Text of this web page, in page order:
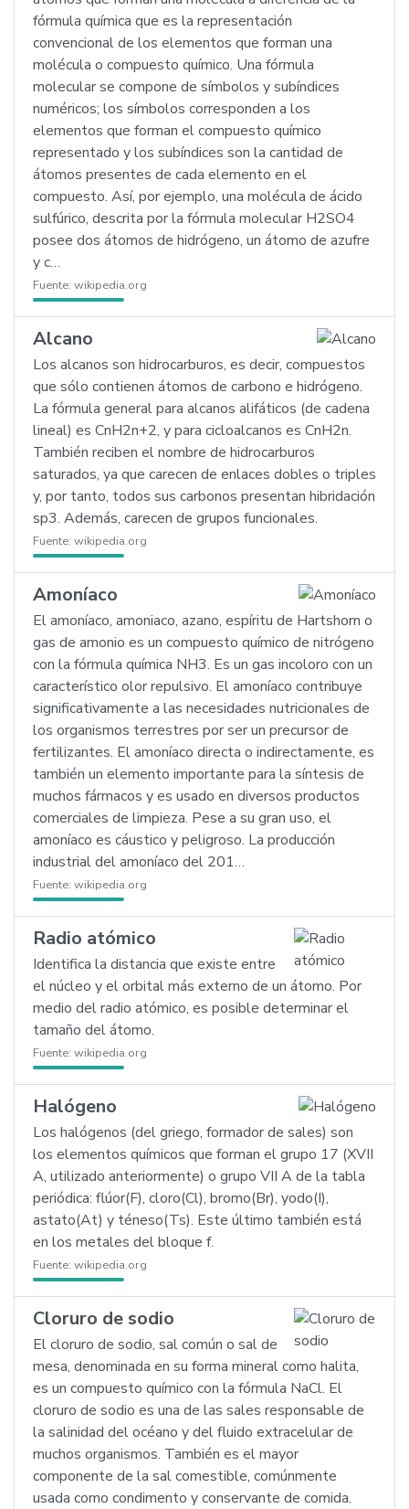
fórmula química que es la representación
convencional de los elementos que forman una
molécula o compuesto químico. Una fórmula
molecular se compone de símbolos y subíndices
numéricos; los símbolos corresponden a los
elementos que forman el compuesto químico
representado y los subíndices son la cantidad de
átomos presentes de cada elemento en el
compuesto. Así, por ejemplo, una molécula de ácido
sulfúrico, descrita por la fórmula molecular H2SO4
posee dos átomos de hidrógeno, un átomo de azufre
y c…
Fuente: wikipedia.org
Alcano
Los alcanos son hidrocarburos, es decir, compuestos
que sólo contienen átomos de carbono e hidrógeno.
La fórmula general para alcanos alifáticos (de cadena
lineal) es CnH2n+2, y para cicloalcanos es CnH2n.
También reciben el nombre de hidrocarburos
saturados, ya que carecen de enlaces dobles o triples
y, por tanto, todos sus carbonos presentan hibridación
sp3. Además, carecen de grupos funcionales.
Fuente: wikipedia.org
Amoníaco
El amoníaco, amoniaco, azano, espíritu de Hartshorn o
gas de amonio es un compuesto químico de nitrógeno
con la fórmula química NH3. Es un gas incoloro con un
característico olor repulsivo. El amoníaco contribuye
significativamente a las necesidades nutricionales de
los organismos terrestres por ser un precursor de
fertilizantes. El amoníaco directa o indirectamente, es
también un elemento importante para la síntesis de
muchos fármacos y es usado en diversos productos
comerciales de limpieza. Pese a su gran uso, el
amoníaco es cáustico y peligroso. La producción
industrial del amoníaco del 201…
Fuente: wikipedia.org
Radio atómico
Identifica la distancia que existe entre
el núcleo y el orbital más externo de un átomo. Por
medio del radio atómico, es posible determinar el
tamaño del átomo.
Fuente: wikipedia.org
Halógeno
Los halógenos (del griego, formador de sales) son
los elementos químicos que forman el grupo 17 (XVII
A, utilizado anteriormente) o grupo VII A de la tabla
periódica: flúor(F), cloro(Cl), bromo(Br), yodo(I),
astato(At) y téneso(Ts). Este último también está
en los metales del bloque f.
Fuente: wikipedia.org
Cloruro de sodio
El cloruro de sodio, sal común o sal de
mesa, denominada en su forma mineral como halita,
es un compuesto químico con la fórmula NaCl. El
cloruro de sodio es una de las sales responsable de
la salinidad del océano y del fluido extracelular de
muchos organismos. También es el mayor
componente de la sal comestible, comúnmente
usada como condimento y conservante de comida.